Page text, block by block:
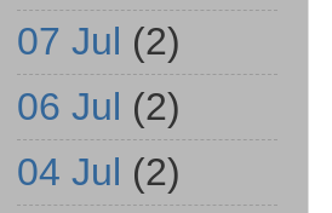
07 Jul (2)
06 Jul (2)
04 Jul (2)